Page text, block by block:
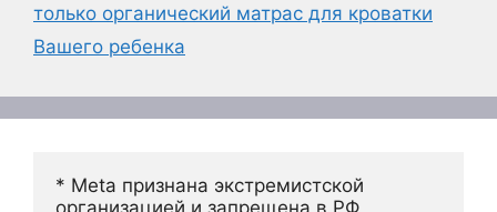
только органический матрас для кроватки
Вашего ребенка
* Meta признана экстремистской
организацией и запрещена в РФ